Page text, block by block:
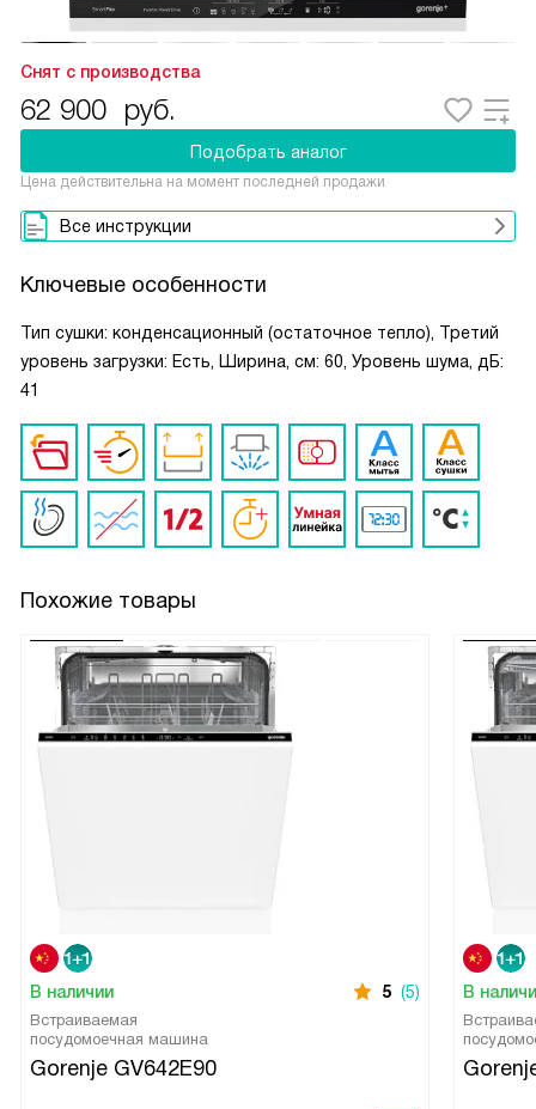
Снят с производства
62 900 руб.
Подобрать аналог
Цена действительна на момент последней продажи
Все инструкции
Ключевые особенности
Тип сушки: конденсационный (остаточное тепло), Третий
уровень загрузки: Есть, Ширина, см: 60, Уровень шума, дБ:
41
Похожие товары
В наличии 5 (5)
Встраиваемая
посудомоечная машина
Gorenje GV642E90
В